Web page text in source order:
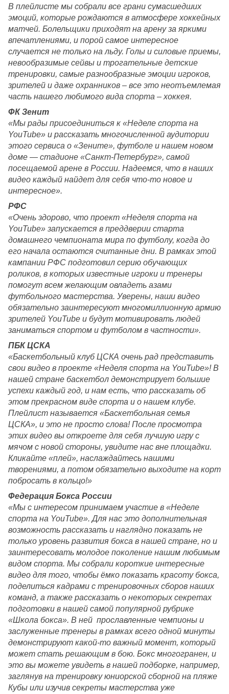
В плейлисте мы собрали все грани сумасшедших
эмоций, которые рождаются в атмосфере хоккейных
матчей. Болельщики приходят на арену за яркими
впечатлениями, и порой самое интересное
случается не только на льду. Голы и силовые приемы,
невообразимые сейвы и трогательные детские
тренировки, самые разнообразные эмоции игроков,
зрителей и даже охранников – все это неотъемлемая
часть нашего любимого вида спорта – хоккея.
ФК Зенит
«Мы рады присоединиться к «Неделе спорта на
YouTube» и рассказать многочисленной аудитории
этого сервиса о «Зените», футболе и нашем новом
доме — стадионе «Санкт-Петербург», самой
посещаемой арене в России. Надеемся, что в наших
видео каждый найдет для себя что-то новое и
интересное».
РФС
«Очень здорово, что проект «Неделя спорта на
YouTube» запускается в преддверии старта
домашнего чемпионата мира по футболу, когда до
его начала остаются считанные дни. В рамках этой
кампании РФС подготовил серию обучающих
роликов, в которых известные игроки и тренеры
помогут всем желающим овладеть азами
футбольного мастерства. Уверены, наши видео
обязательно заинтересуют многомиллионную армию
зрителей YouTube и будут мотивировать людей
заниматься спортом и футболом в частности».
ПБК ЦСКА
«Баскетбольный клуб ЦСКА очень рад представить
свои видео в проекте «Неделя спорта на YouTube»! В
нашей стране баскетбол демонстрирует большие
успехи каждый год, и нам есть, что рассказать об
этом прекрасном виде спорта и о нашем клубе.
Плейлист называется «Баскетбольная семья
ЦСКА», и это не просто слова! После просмотра
этих видео вы откроете для себя лучшую игру с
мячом с новой стороны, увидите нас вне площадки.
Кликайте «плей», наслаждайтесь нашими
творениями, а потом обязательно выходите на корт
побросать в кольцо!»
Федерация Бокса России
«Мы с интересом принимаем участие в «Неделе
спорта на YouTube». Для нас это дополнительная
возможность рассказать и наглядно показать не
только уровень развития бокса в нашей стране, но и
заинтересовать молодое поколение нашим любимым
видом спорта. Мы собрали короткие интересные
видео для того, чтобы ёмко показать красоту бокса,
поделиться кадрами с тренировочных сборов наших
команд, а также рассказать о некоторых секретах
подготовки в нашей самой популярной рубрике
«Школа бокса». В ней  прославленные чемпионы и
заслуженные тренеры в рамках всего одной минуты
демонстрируют какой-то важный момент, который
может стать решающим в бою. Бокс многогранен, и
это вы можете увидеть в нашей подборке, например,
заглянув на тренировку юниорской сборной на пляже
Кубы или изучив секреты мастерства уже